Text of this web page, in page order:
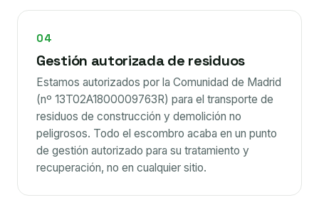
04
Gestión autorizada de residuos
Estamos autorizados por la Comunidad de Madrid
(nº 13T02A1800009763R) para el transporte de
residuos de construcción y demolición no
peligrosos. Todo el escombro acaba en un punto
de gestión autorizado para su tratamiento y
recuperación, no en cualquier sitio.